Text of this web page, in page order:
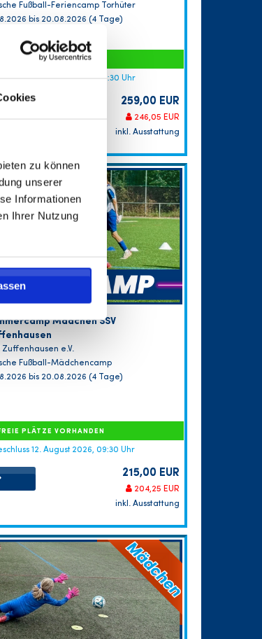
zu können
unserer
Informationen
Ihrer Nutzung
Fußball-Feriencamp Torhüter
bis 20.08.2026 (4 Tage)
PLÄTZE VORHANDEN
10. August 2026, 09:30 Uhr
259,00 EUR
246,05 EUR
inkl. Ausstattung
Mädchen SSV
Zuffenhausen e.V.
Fußball-Mädchencamp
bis 20.08.2026 (4 Tage)
PLÄTZE VORHANDEN
12. August 2026, 09:30 Uhr
215,00 EUR
204,25 EUR
inkl. Ausstattung